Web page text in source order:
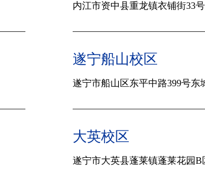
内江市资中县重龙镇衣铺街33号
遂宁船山校区
遂宁市船山区东平中路399号东
大英校区
遂宁市大英县蓬莱镇蓬莱花园B